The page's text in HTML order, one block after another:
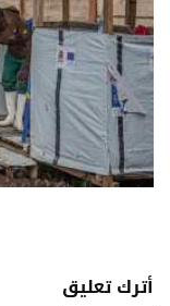
العالمية: تفشي
أترك تعليق